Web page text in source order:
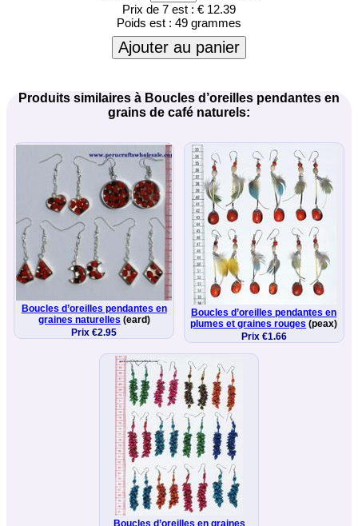
Prix de 7 est : € 12.39
Poids est : 49 grammes
Ajouter au panier
Produits similaires à Boucles d’oreilles pendantes en
grains de café naturels:
Boucles d’oreilles pendantes en
graines naturelles (eard)
Prix €2.95
Boucles d’oreilles pendantes en
plumes et graines rouges (peax)
Prix €1.66
Boucles d’oreilles en graines